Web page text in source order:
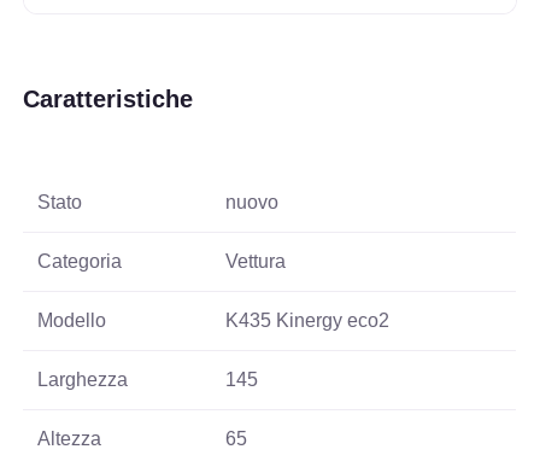
Caratteristiche
Stato nuovo
Categoria Vettura
Modello K435 Kinergy eco2
Larghezza 145
Altezza 65